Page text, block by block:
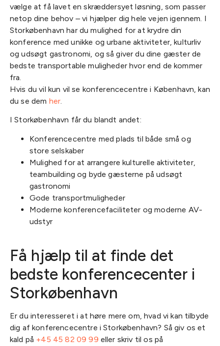
vælge at få lavet en skræddersyet løsning, som passer
netop dine behov – vi hjælper dig hele vejen igennem. I
Storkøbenhavn har du mulighed for at krydre din
konference med unikke og urbane aktiviteter, kulturliv
og udsøgt gastronomi, og så giver du dine gæster de
bedste transportable muligheder hvor end de kommer
fra.
Hvis du vil kun vil se konferencecentre i København, kan
du se dem her.
I Storkøbenhavn får du blandt andet:
Konferencecentre med plads til både små og
store selskaber
Mulighed for at arrangere kulturelle aktiviteter,
teambuilding og byde gæsterne på udsøgt
gastronomi
Gode transportmuligheder
Moderne konferencefaciliteter og moderne AV-
udstyr
Få hjælp til at finde det
bedste konferencecenter i
Storkøbenhavn
Er du interesseret i at høre mere om, hvad vi kan tilbyde
dig af konferencecentre i Storkøbenhavn? Så giv os et
kald på +45 45 82 09 99 eller skriv til os på